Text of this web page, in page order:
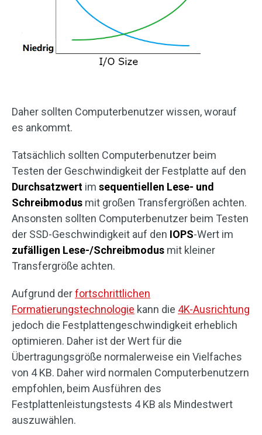
Daher sollten Computerbenutzer wissen, worauf
es ankommt.
Tatsächlich sollten Computerbenutzer beim
Testen der Geschwindigkeit der Festplatte auf den
Durchsatzwert im sequentiellen Lese- und
Schreibmodus mit großen Transfergrößen achten.
Ansonsten sollten Computerbenutzer beim Testen
der SSD-Geschwindigkeit auf den IOPS-Wert im
zufälligen Lese-/Schreibmodus mit kleiner
Transfergröße achten.
Aufgrund derfortschrittlichen
Formatierungstechnologie kann die 4K-Ausrichtung
jedoch die Festplattengeschwindigkeit erheblich
optimieren. Daher ist der Wert für die
Übertragungsgröße normalerweise ein Vielfaches
von 4 KB. Daher wird normalen Computerbenutzern
empfohlen, beim Ausführen des
Festplattenleistungstests 4 KB als Mindestwert
auszuwählen.